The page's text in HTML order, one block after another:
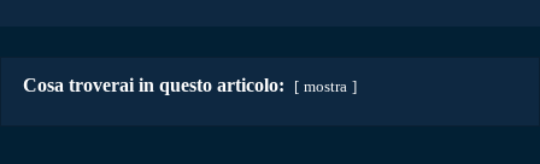
Cosa troverai in questo articolo: mostra